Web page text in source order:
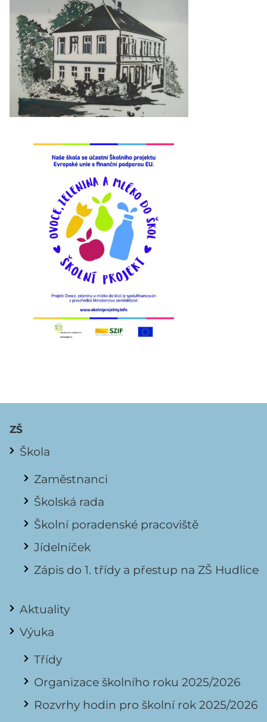
ZŠ
Škola
Zaměstnanci
Školská rada
Školní poradenské pracoviště
Jídelníček
Zápis do 1. třídy a přestup na ZŠ Hudlice
Aktuality
Výuka
Třídy
Organizace školního roku 2025/2026
Rozvrhy hodin pro školní rok 2025/2026